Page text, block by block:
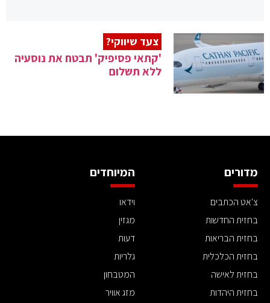
צעד שיווקי?
'קתאי פסיפיק' תבטח את נוסעיה
ללא תשלום
מדורים
צ'אט הכתבים
בחזית החדשות
בחזית הבריאות
בחזית הכלכלית
בחזית לאישה
בחזית היהדות
המיוחדים
וידאו
מגזין
דעות
גלריות
המטבחון
מזג אוויר